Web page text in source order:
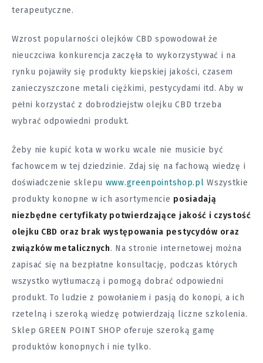
terapeutyczne.
Wzrost popularności olejków CBD spowodował że
nieuczciwa konkurencja zaczęła to wykorzystywać i na
rynku pojawiły się produkty kiepskiej jakości, czasem
zanieczyszczone metali ciężkimi, pestycydami itd. Aby w
pełni korzystać z dobrodziejstw olejku CBD trzeba
wybrać odpowiedni produkt.
Żeby nie kupić kota w worku wcale nie musicie być
fachowcem w tej dziedzinie. Zdaj się na fachową wiedzę i
doświadczenie sklepu www.greenpointshop.pl Wszystkie
produkty konopne w ich asortymencie posiadają
niezbędne certyfikaty potwierdzające jakość i czystość
olejku CBD oraz brak występowania pestycydów oraz
związków metalicznych. Na stronie internetowej można
zapisać się na bezpłatne konsultację, podczas których
wszystko wytłumaczą i pomogą dobrać odpowiedni
produkt. To ludzie z powołaniem i pasją do konopi, a ich
rzetelną i szeroką wiedzę potwierdzają liczne szkolenia.
Sklep GREEN POINT SHOP oferuje szeroką gamę
produktów konopnych i nie tylko.